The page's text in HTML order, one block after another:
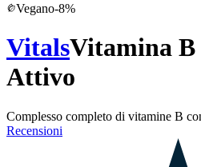
Vegano-8%
VitalsVitamina B
Attivo
Complesso completo di vitamine B
Recensioni